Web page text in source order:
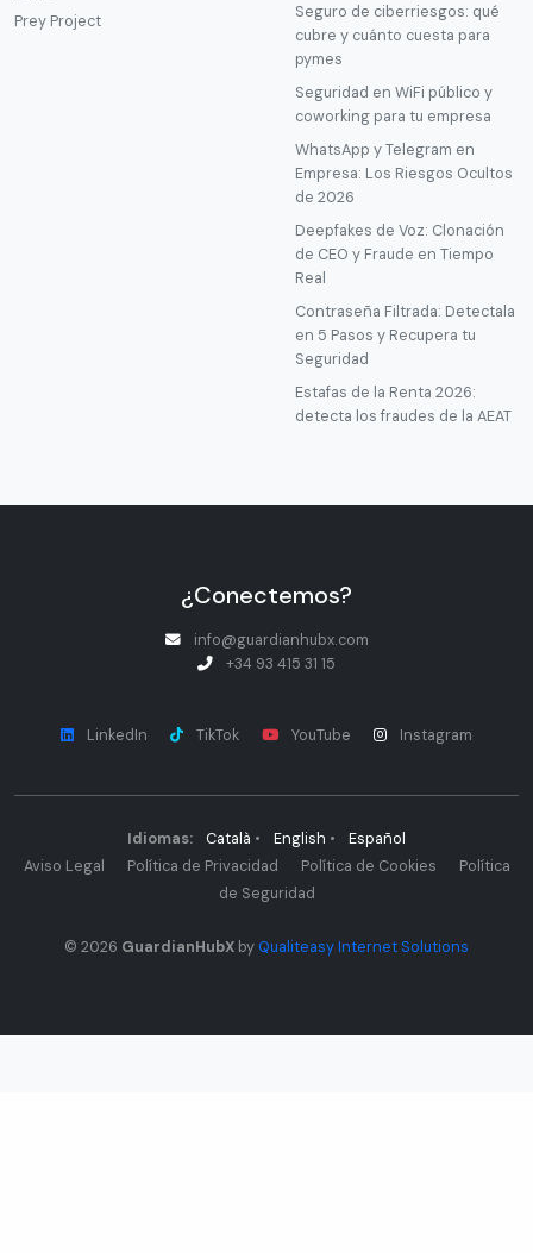
Prey Project
Seguro de ciberriesgos: qué
cubre y cuánto cuesta para
pymes
Seguridad en WiFi público y
coworking para tu empresa
WhatsApp y Telegram en
Empresa: Los Riesgos Ocultos
de 2026
Deepfakes de Voz: Clonación
de CEO y Fraude en Tiempo
Real
Contraseña Filtrada: Detectala
en 5 Pasos y Recupera tu
Seguridad
Estafas de la Renta 2026:
detecta los fraudes de la AEAT
¿Conectemos?
info@guardianhubx.com
+34 93 415 31 15
LinkedIn TikTok YouTube Instagram
Idiomas: Català • English •
Español
Aviso Legal
Política de Privacidad Política de Cookies
Política
de Seguridad
© 2026 GuardianHubX by Qualiteasy Internet Solutions